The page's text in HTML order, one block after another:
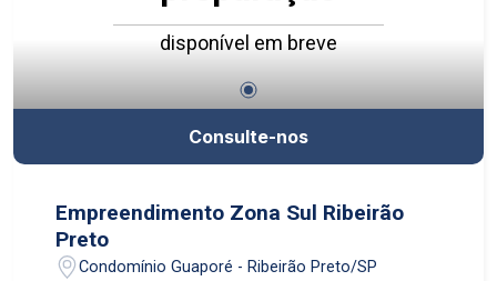
disponível em breve
Consulte-nos
Empreendimento Zona Sul Ribeirão
Preto
Condomínio Guaporé - Ribeirão Preto/SP